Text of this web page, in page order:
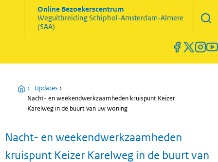
Online Bezoekerscentrum
WeguitbreidingSchiphol-Amsterdam-Almere
(SAA)
Home
› Updates ›
Nacht- en weekendwerkzaamheden kruispunt Keizer
Karelweg in de buurt van uw woning
Nacht- en weekendwerkzaamheden
kruispunt Keizer Karelweg in de buurt van